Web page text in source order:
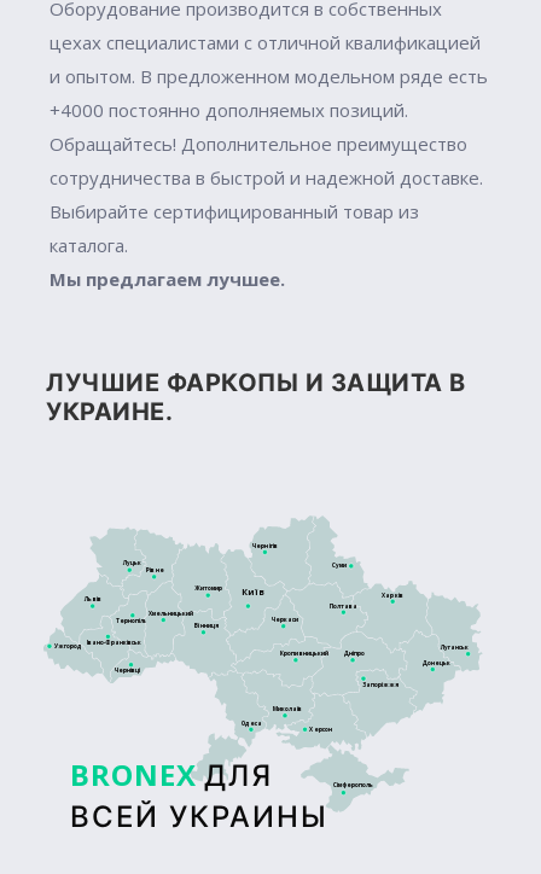
Оборудование производится в собственных
цехах специалистами с отличной квалификацией
и опытом. В предложенном модельном ряде есть
+4000 постоянно дополняемых позиций.
Обращайтесь! Дополнительное преимущество
сотрудничества в быстрой и надежной доставке.
Выбирайте сертифицированный товар из
каталога.
Мы предлагаем лучшее.
ЛУЧШИЕ ФАРКОПЫ И ЗАЩИТА В
УКРАИНЕ.
BRONEX ДЛЯ
ВСЕЙ УКРАИНЫ
Сімферополь
Луцьк
Київ
Житомир
Тернопіль
Рівне
Львів
Дніпро
Кропивницький
Харків
Полтава
Черкаси
Суми
Чернігів
Запоріжжя
Херсон
Донецьк
Луганськ
Ужгород
Чернівці
Вінниця
Хмельницький
Івано-Франківськ
Миколаїв
Одеса